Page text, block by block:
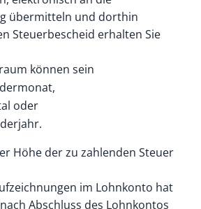
übermitteln und dorthin
Steuerbescheid erhalten Sie
können sein
oder
Höhe der zu zahlenden Steuer
im Lohnkonto hat
Abschluss des Lohnkontos